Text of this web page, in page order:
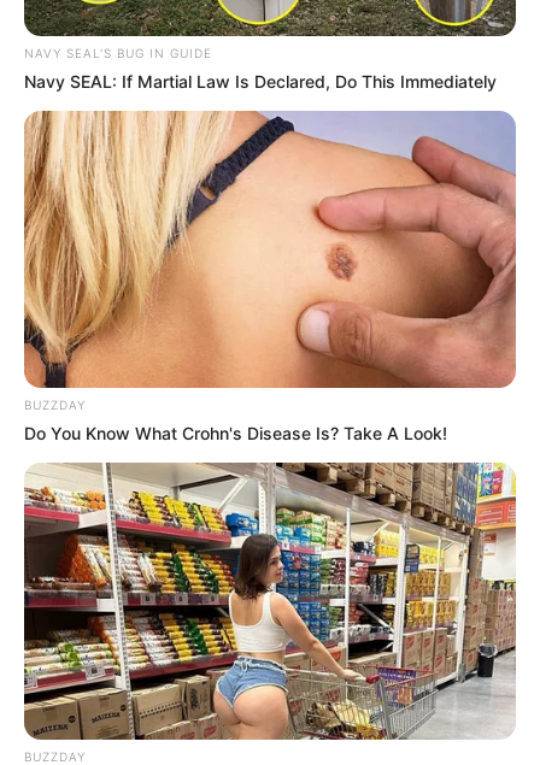
(foto:instagram/citraciki)
2. Merupakan bungsu dari 4 bersaudara
NAVY SEAL'S BUG IN GUIDE
Navy SEAL: If Martial Law Is Declared, Do This Immediately
BUZZDAY
Do You Know What Crohn's Disease Is? Take A Look!
BUZZDAY